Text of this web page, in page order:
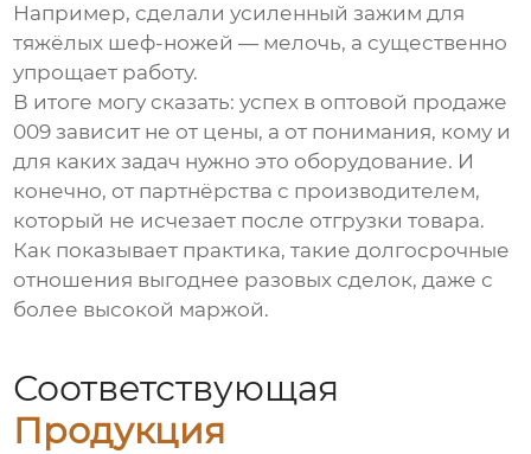
Например, сделали усиленный зажим для
тяжёлых шеф-ножей — мелочь, а существенно
упрощает работу.
В итоге могу сказать: успех в оптовой продаже
009 зависит не от цены, а от понимания, кому и
для каких задач нужно это оборудование. И
конечно, от партнёрства с производителем,
который не исчезает после отгрузки товара.
Как показывает практика, такие долгосрочные
отношения выгоднее разовых сделок, даже с
более высокой маржой.
Соответствующая
Продукция